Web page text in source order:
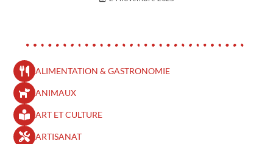
ALIMENTATION & GASTRONOMIE
ANIMAUX
ART ET CULTURE
ARTISANAT